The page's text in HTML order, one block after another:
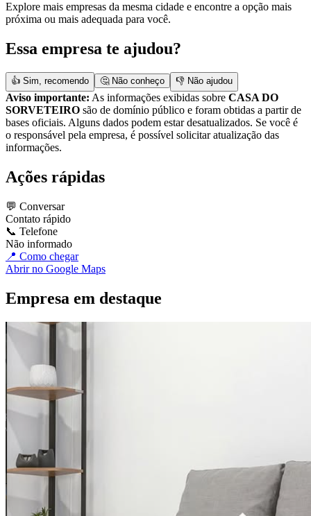
Explore mais empresas da mesma cidade e encontre a opção mais
próxima ou mais adequada para você.
Essa empresa te ajudou?
👍 Sim, recomendo 🤔 Não conheço 👎 Não ajudou
Aviso importante: As informações exibidas sobre CASA DO
SORVETEIRO são de domínio público e foram obtidas a partir de
bases oficiais. Alguns dados podem estar desatualizados. Se você é
o responsável pela empresa, é possível solicitar atualização das
informações.
Ações rápidas
💬 Conversar
Contato rápido
📞 Telefone
Não informado
📍 Como chegar
Abrir no Google Maps
Empresa em destaque